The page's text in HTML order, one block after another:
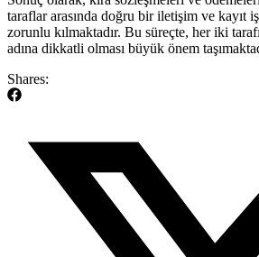
taraflar arasında doğru ⁢bir‍ iletişim ve kayıt
zorunlu ‌kılmaktadır. Bu süreçte, her iki
adına ‌dikkatli olması büyük ⁣önem
Shares: